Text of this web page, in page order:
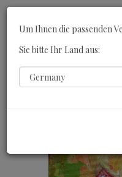
Um Ihnen die passenden
Sie bitte Ihr Land aus: